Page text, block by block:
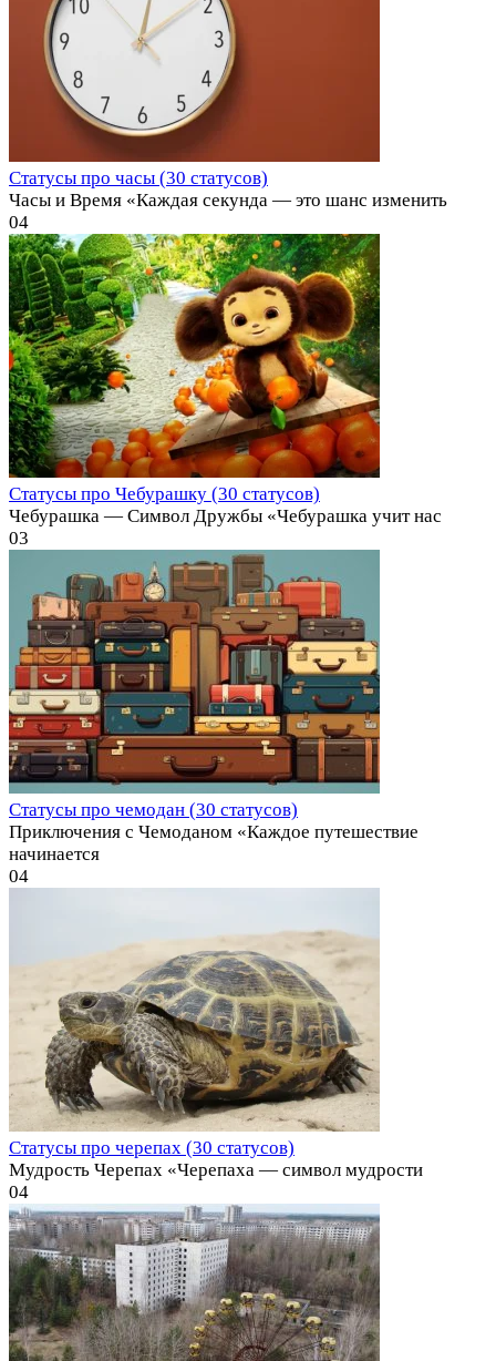
Статусы про часы (30 статусов)
Часы и Время «Каждая секунда — это шанс изменить
04
Статусы про Чебурашку (30 статусов)
Чебурашка — Символ Дружбы «Чебурашка учит нас
03
Статусы про чемодан (30 статусов)
Приключения с Чемоданом «Каждое путешествие
начинается
04
Статусы про черепах (30 статусов)
Мудрость Черепах «Черепаха — символ мудрости
04